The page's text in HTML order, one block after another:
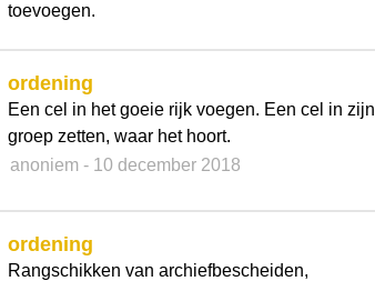
toevoegen.
ordening
Een cel in het goeie rijk voegen. Een cel in zijn
groep zetten, waar het hoort.
anoniem - 10 december 2018
ordening
Rangschikken van archiefbescheiden,